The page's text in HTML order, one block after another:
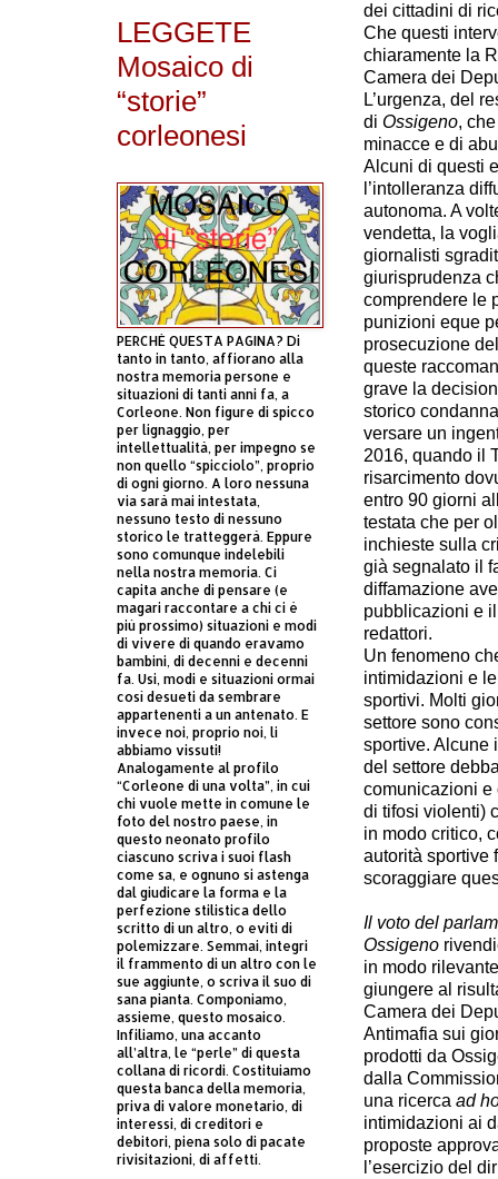
dei cittadini di
Che questi
chiaramente la
Camera dei
L’urgenza, del
di Ossigeno,
minacce e di
Alcuni di questi
l’intolleranza
autonoma. A
vendetta, la
giornalisti
giurisprudenza
comprendere le
punizioni eque
prosecuzione
queste
grave la
storico
versare un
2016, quando il
risarcimento
entro 90 giorni
testata che per
inchieste sulla
già segnalato il
diffamazione
pubblicazioni e
redattori.
Un fenomeno
intimidazioni e
sportivi. Molti
settore sono
sportive. Alcune
del settore
comunicazioni e
di tifosi violenti)
in modo critico,
autorità sportive
scoraggiare
Il voto del
Ossigeno
in modo
giungere al
Camera dei
Antimafia sui
prodotti da
dalla
una ricerca ad
intimidazioni ai
proposte
l’esercizio del
LEGGETE
Mosaico di
“storie”
corleonesi
PERCHÈ QUESTA PAGINA? Di
tanto in tanto, affiorano alla
nostra memoria persone e
situazioni di tanti anni fa, a
Corleone. Non figure di spicco
per lignaggio, per
intellettualità, per impegno se
non quello “spicciolo”, proprio
di ogni giorno. A loro nessuna
via sarà mai intestata,
nessuno testo di nessuno
storico le tratteggerà. Eppure
sono comunque indelebili
nella nostra memoria. Ci
capita anche di pensare (e
magari raccontare a chi ci è
più prossimo) situazioni e modi
di vivere di quando eravamo
bambini, di decenni e decenni
fa. Usi, modi e situazioni ormai
così desueti da sembrare
appartenenti a un antenato. E
invece noi, proprio noi, li
abbiamo vissuti!
Analogamente al profilo
“Corleone di una volta”, in cui
chi vuole mette in comune le
foto del nostro paese, in
questo neonato profilo
ciascuno scriva i suoi flash
come sa, e ognuno si astenga
dal giudicare la forma e la
perfezione stilistica dello
scritto di un altro, o eviti di
polemizzare. Semmai, integri
il frammento di un altro con le
sue aggiunte, o scriva il suo di
sana pianta. Componiamo,
assieme, questo mosaico.
Infiliamo, una accanto
all’altra, le “perle” di questa
collana di ricordi. Costituiamo
questa banca della memoria,
priva di valore monetario, di
interessi, di creditori e
debitori, piena solo di pacate
rivisitazioni, di affetti.